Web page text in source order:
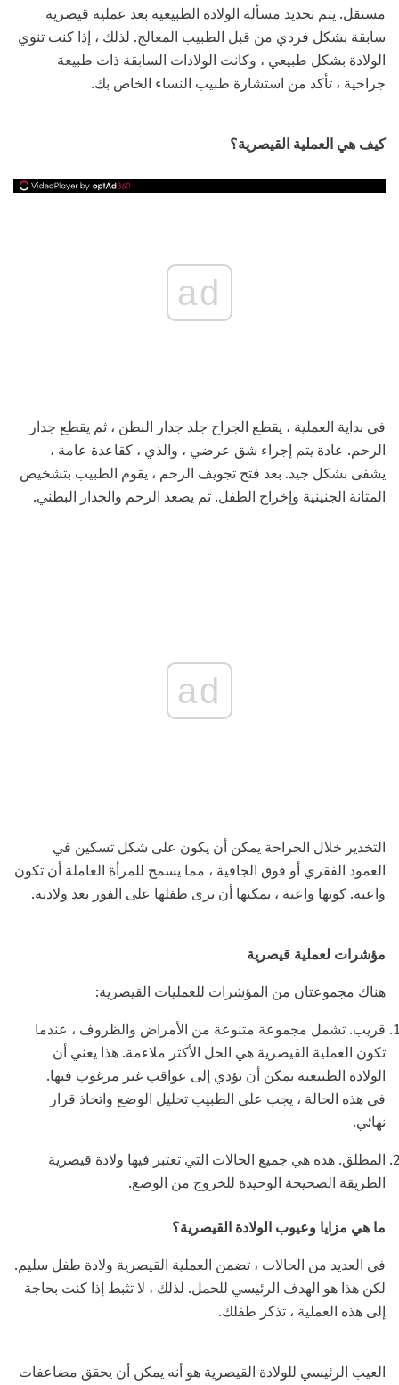
مستقل. يتم تحديد مسألة الولادة الطبيعية بعد عملية قيصرية
سابقة بشكل فردي من قبل الطبيب المعالج. لذلك ، إذا كنت تنوي
الولادة بشكل طبيعي ، وكانت الولادات السابقة ذات طبيعة
جراحية ، تأكد من استشارة طبيب النساء الخاص بك.
كيف هي العملية القيصرية؟
ad
في بداية العملية ، يقطع الجراح جلد جدار البطن ، ثم يقطع جدار
الرحم. عادة يتم إجراء شق عرضي ، والذي ، كقاعدة عامة ،
يشفى بشكل جيد. بعد فتح تجويف الرحم ، يقوم الطبيب بتشخيص
المثانة الجنينية وإخراج الطفل. ثم يصعد الرحم والجدار البطني.
ad
التخدير خلال الجراحة يمكن أن يكون على شكل تسكين في
العمود الفقري أو فوق الجافية ، مما يسمح للمرأة العاملة أن تكون
واعية. كونها واعية ، يمكنها أن ترى طفلها على الفور بعد ولادته.
مؤشرات لعملية قيصرية
هناك مجموعتان من المؤشرات للعمليات القيصرية:
قريب. تشمل مجموعة متنوعة من الأمراض والظروف ، عندما
تكون العملية القيصرية هي الحل الأكثر ملاءمة. هذا يعني أن
الولادة الطبيعية يمكن أن تؤدي إلى عواقب غير مرغوب فيها.
في هذه الحالة ، يجب على الطبيب تحليل الوضع واتخاذ قرار
نهائي.
المطلق. هذه هي جميع الحالات التي تعتبر فيها ولادة قيصرية
الطريقة الصحيحة الوحيدة للخروج من الوضع.
ما هي مزايا وعيوب الولادة القيصرية؟
في العديد من الحالات ، تضمن العملية القيصرية ولادة طفل سليم.
لكن هذا هو الهدف الرئيسي للحمل. لذلك ، لا تثبط إذا كنت بحاجة
إلى هذه العملية ، تذكر طفلك.
العيب الرئيسي للولادة القيصرية هو أنه يمكن أن يحقق مضاعفات